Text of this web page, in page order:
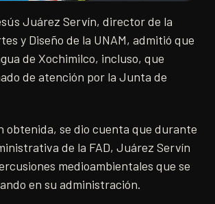
Juárez Servín, director de la
y Diseño de la UNAM, admitió que
de Xochimilco, incluso, que
de atención por la Junta de
obtenida, se dio cuenta que durante
de la FAD, Juárez Servín
medioambientales que se
en su administración.